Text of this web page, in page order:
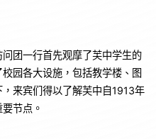
团一行首先观摩了芙中学生的
园各大设施，包括教学楼、图
来宾们得以了解芙中自1913年
节点。